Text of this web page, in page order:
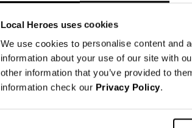
Local Heroes uses cookies
We use cookies to personalise content and
information about your use of our site with
other information that you’ve provided to
information check our Privacy Policy.
BURGUNDOWA BOMBERKA SUPERSTAR
399,00 zł -60%
Najniższa cena z 30 dni przed obniżką199,00 zł